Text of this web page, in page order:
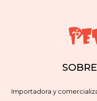
Importadora y